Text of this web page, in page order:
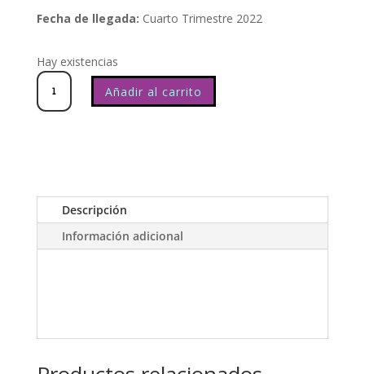
Fecha de llegada: Cuarto Trimestre 2022
Hay existencias
Cowboy
Bebop
Faye
Valentine
1214
cantidad Añadir al carrito
Descripción
Información adicional